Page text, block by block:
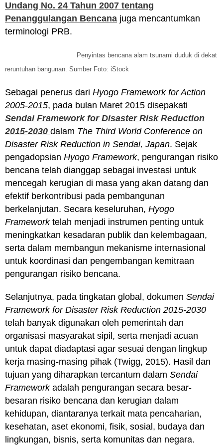
Undang No. 24 Tahun 2007 tentang
Penanggulangan Bencana juga mencantumkan
terminologi PRB.
Penyintas bencana alam tsunami duduk di dekat
reruntuhan bangunan. Sumber Foto: iStock
Sebagai penerus dari Hyogo Framework for Action
2005-2015, pada bulan Maret 2015 disepakati
Sendai Framework for Disaster Risk Reduction
2015-2030 dalam The Third World Conference on
Disaster Risk Reduction in Sendai, Japan. Sejak
pengadopsian Hyogo Framework, pengurangan risiko
bencana telah dianggap sebagai investasi untuk
mencegah kerugian di masa yang akan datang dan
efektif berkontribusi pada pembangunan
berkelanjutan. Secara keseluruhan, Hyogo
Frameworktelah menjadi instrumen penting untuk
meningkatkan kesadaran publik dan kelembagaan,
serta dalam membangun mekanisme internasional
untuk koordinasi dan pengembangan kemitraan
pengurangan risiko bencana.
Selanjutnya, pada tingkatan global, dokumen Sendai
Framework for Disaster Risk Reduction 2015-2030
telah banyak digunakan oleh pemerintah dan
organisasi masyarakat sipil, serta menjadi acuan
untuk dapat diadaptasi agar sesuai dengan lingkup
kerja masing-masing pihak (Twigg, 2015). Hasil dan
tujuan yang diharapkan tercantum dalam Sendai
Framework adalah pengurangan secara besar-
besaran risiko bencana dan kerugian dalam
kehidupan, diantaranya terkait mata pencaharian,
kesehatan, aset ekonomi, fisik, sosial, budaya dan
lingkungan, bisnis, serta komunitas dan negara.